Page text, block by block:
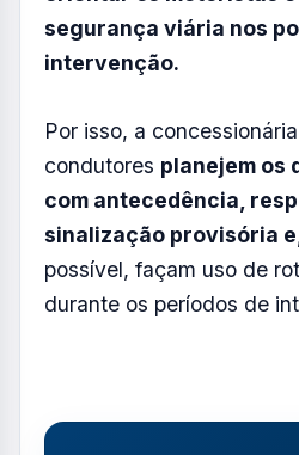
Resumo de
Receba as atualizações
diretamente no seu e-